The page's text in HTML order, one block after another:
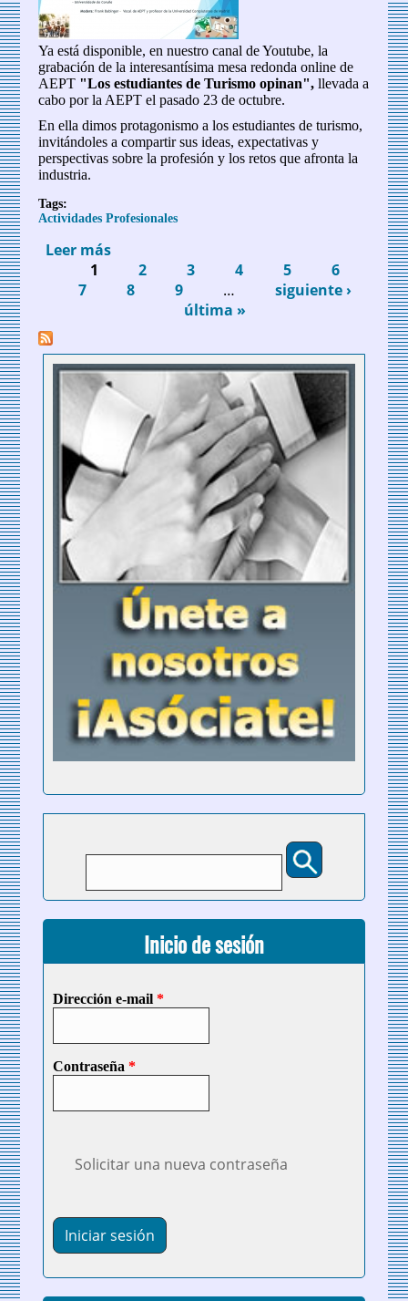
Ya está disponible, en nuestro canal de Youtube, la
grabación de la interesantísima mesa redonda online de
AEPT "Los estudiantes de Turismo opinan",llevada a
cabo por la AEPT el pasado 23 de octubre.
En ella dimos protagonismo a los estudiantes de turismo,
invitándoles a compartir sus ideas, expectativas y
perspectivas sobre la profesión y los retos que afronta la
industria.
Tags:
Actividades Profesionales
Leer más sobre Grabación de la mesa redonda de
AEPT "Los estudiantes de Turismo
opinan"
Páginas
1 2 3 4 5
6
7
8 9 …
siguiente ›
última »
Inicio de sesión
Dirección e-mail *
Contraseña *
Solicitar una nueva contraseña